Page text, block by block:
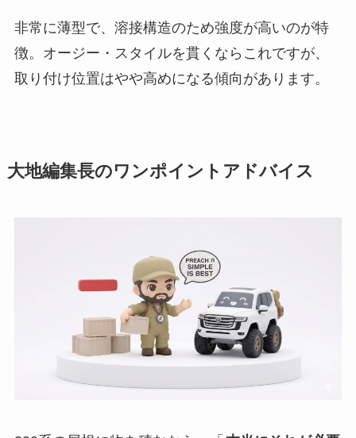
非常に薄型で、溶接構造のため強度が高いのが特
徴。オージー・スタイルを貫くならこれですが、
取り付け位置はやや高めになる傾向があります。
大地編集長のワンポイントアドバイス